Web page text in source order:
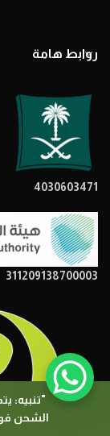
"تنبيه:
الشحن
روابط هامة
4030603471
311209138700003